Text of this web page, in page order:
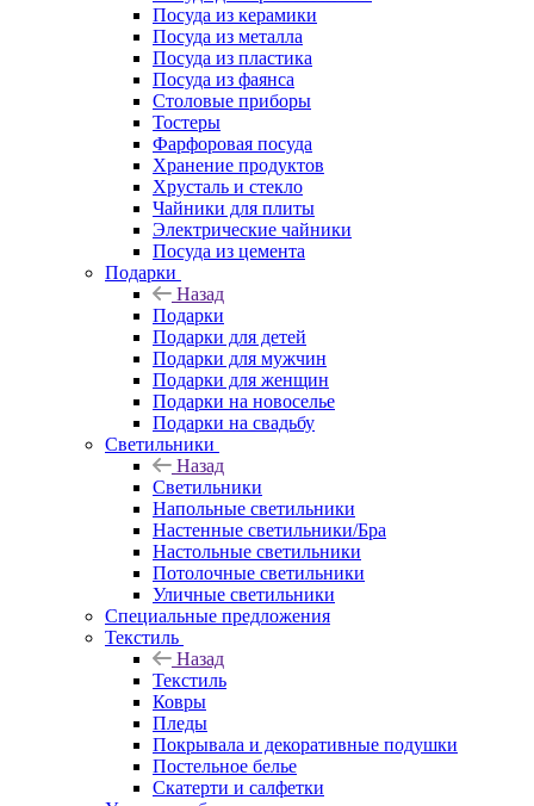
Посуда из керамики
Посуда из металла
Посуда из пластика
Посуда из фаянса
Столовые приборы
Тостеры
Фарфоровая посуда
Хранение продуктов
Хрусталь и стекло
Чайники для плиты
Электрические чайники
Посуда из цемента
Подарки
Назад
Подарки
Подарки для детей
Подарки для мужчин
Подарки для женщин
Подарки на новоселье
Подарки на свадьбу
Светильники
Назад
Светильники
Напольные светильники
Настенные светильники/Бра
Настольные светильники
Потолочные светильники
Уличные светильники
Специальные предложения
Текстиль
Назад
Текстиль
Ковры
Пледы
Покрывала и декоративные подушки
Постельное белье
Скатерти и салфетки